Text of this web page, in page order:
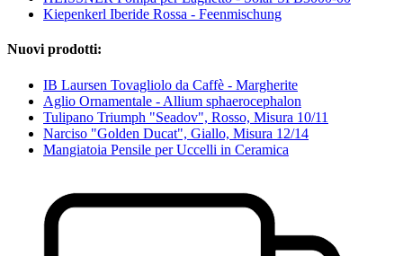
Kiepenkerl Iberide Rossa - Feenmischung
Nuovi prodotti:
IB Laursen Tovagliolo da Caffè - Margherite
Aglio Ornamentale - Allium sphaerocephalon
Tulipano Triumph "Seadov", Rosso, Misura 10/11
Narciso "Golden Ducat", Giallo, Misura 12/14
Mangiatoia Pensile per Uccelli in Ceramica